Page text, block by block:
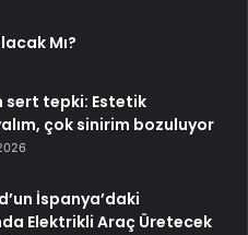
Mı?
sert tepki: Estetik
çok sinirim bozuluyor
İspanya’daki
Elektrikli Araç Üretecek